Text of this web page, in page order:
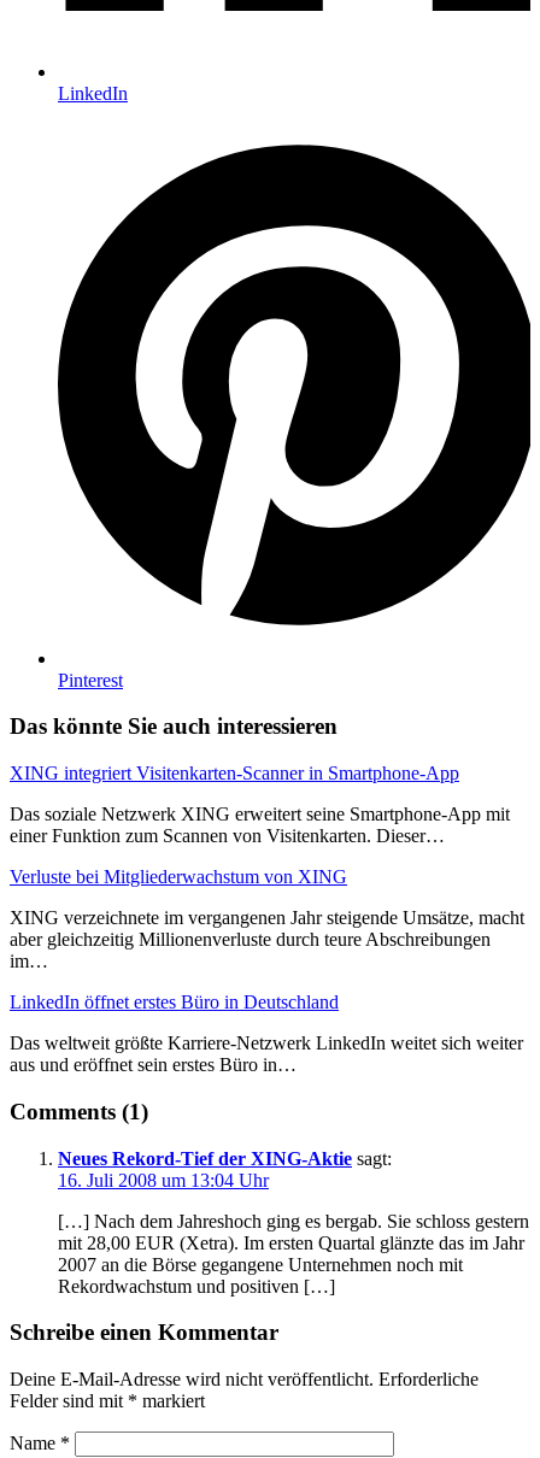
LinkedIn
Pinterest
Das könnte Sie auch interessieren
XING integriert Visitenkarten-Scanner in Smartphone-App
Das soziale Netzwerk XING erweitert seine Smartphone-App mit
einer Funktion zum Scannen von Visitenkarten. Dieser…
Verluste bei Mitgliederwachstum von XING
XING verzeichnete im vergangenen Jahr steigende Umsätze, macht
aber gleichzeitig Millionenverluste durch teure Abschreibungen
im…
LinkedIn öffnet erstes Büro in Deutschland
Das weltweit größte Karriere-Netzwerk LinkedIn weitet sich weiter
aus und eröffnet sein erstes Büro in…
Comments (1)
Neues Rekord-Tief der XING-Aktie sagt:
16. Juli 2008 um 13:04 Uhr
[…] Nach dem Jahreshoch ging es bergab. Sie schloss gestern
mit 28,00 EUR (Xetra). Im ersten Quartal glänzte das im Jahr
2007 an die Börse gegangene Unternehmen noch mit
Rekordwachstum und positiven […]
Schreibe einen Kommentar
Deine E-Mail-Adresse wird nicht veröffentlicht. Erforderliche
Felder sind mit * markiert
Name *